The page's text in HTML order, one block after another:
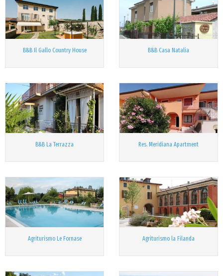
B&B Il Gallo Country House B&B Casa Natalia
B&B La Terrazza Res. Meridiana Apartment
Agriturismo Le Fornase Agriturismo la Filanda